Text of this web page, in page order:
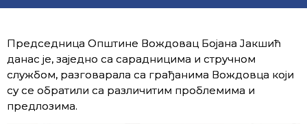
Председница Општине Вождовац Бојана Јакшић
данас је, заједно са сарадницима и стручном
службом, разговарала са грађанима Вождовца који
су се обратили са различитим проблемима и
предлозима.